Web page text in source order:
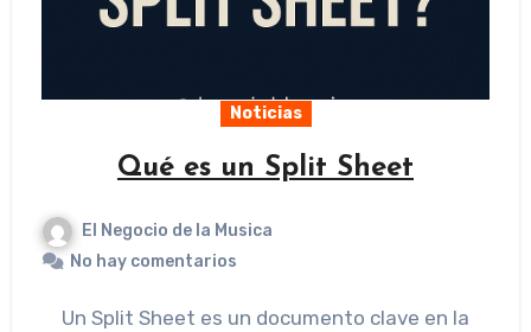
Noticias
Qué es un Split Sheet
El Negocio de la Musica
No hay comentarios
Un Split Sheet es un documento clave en la